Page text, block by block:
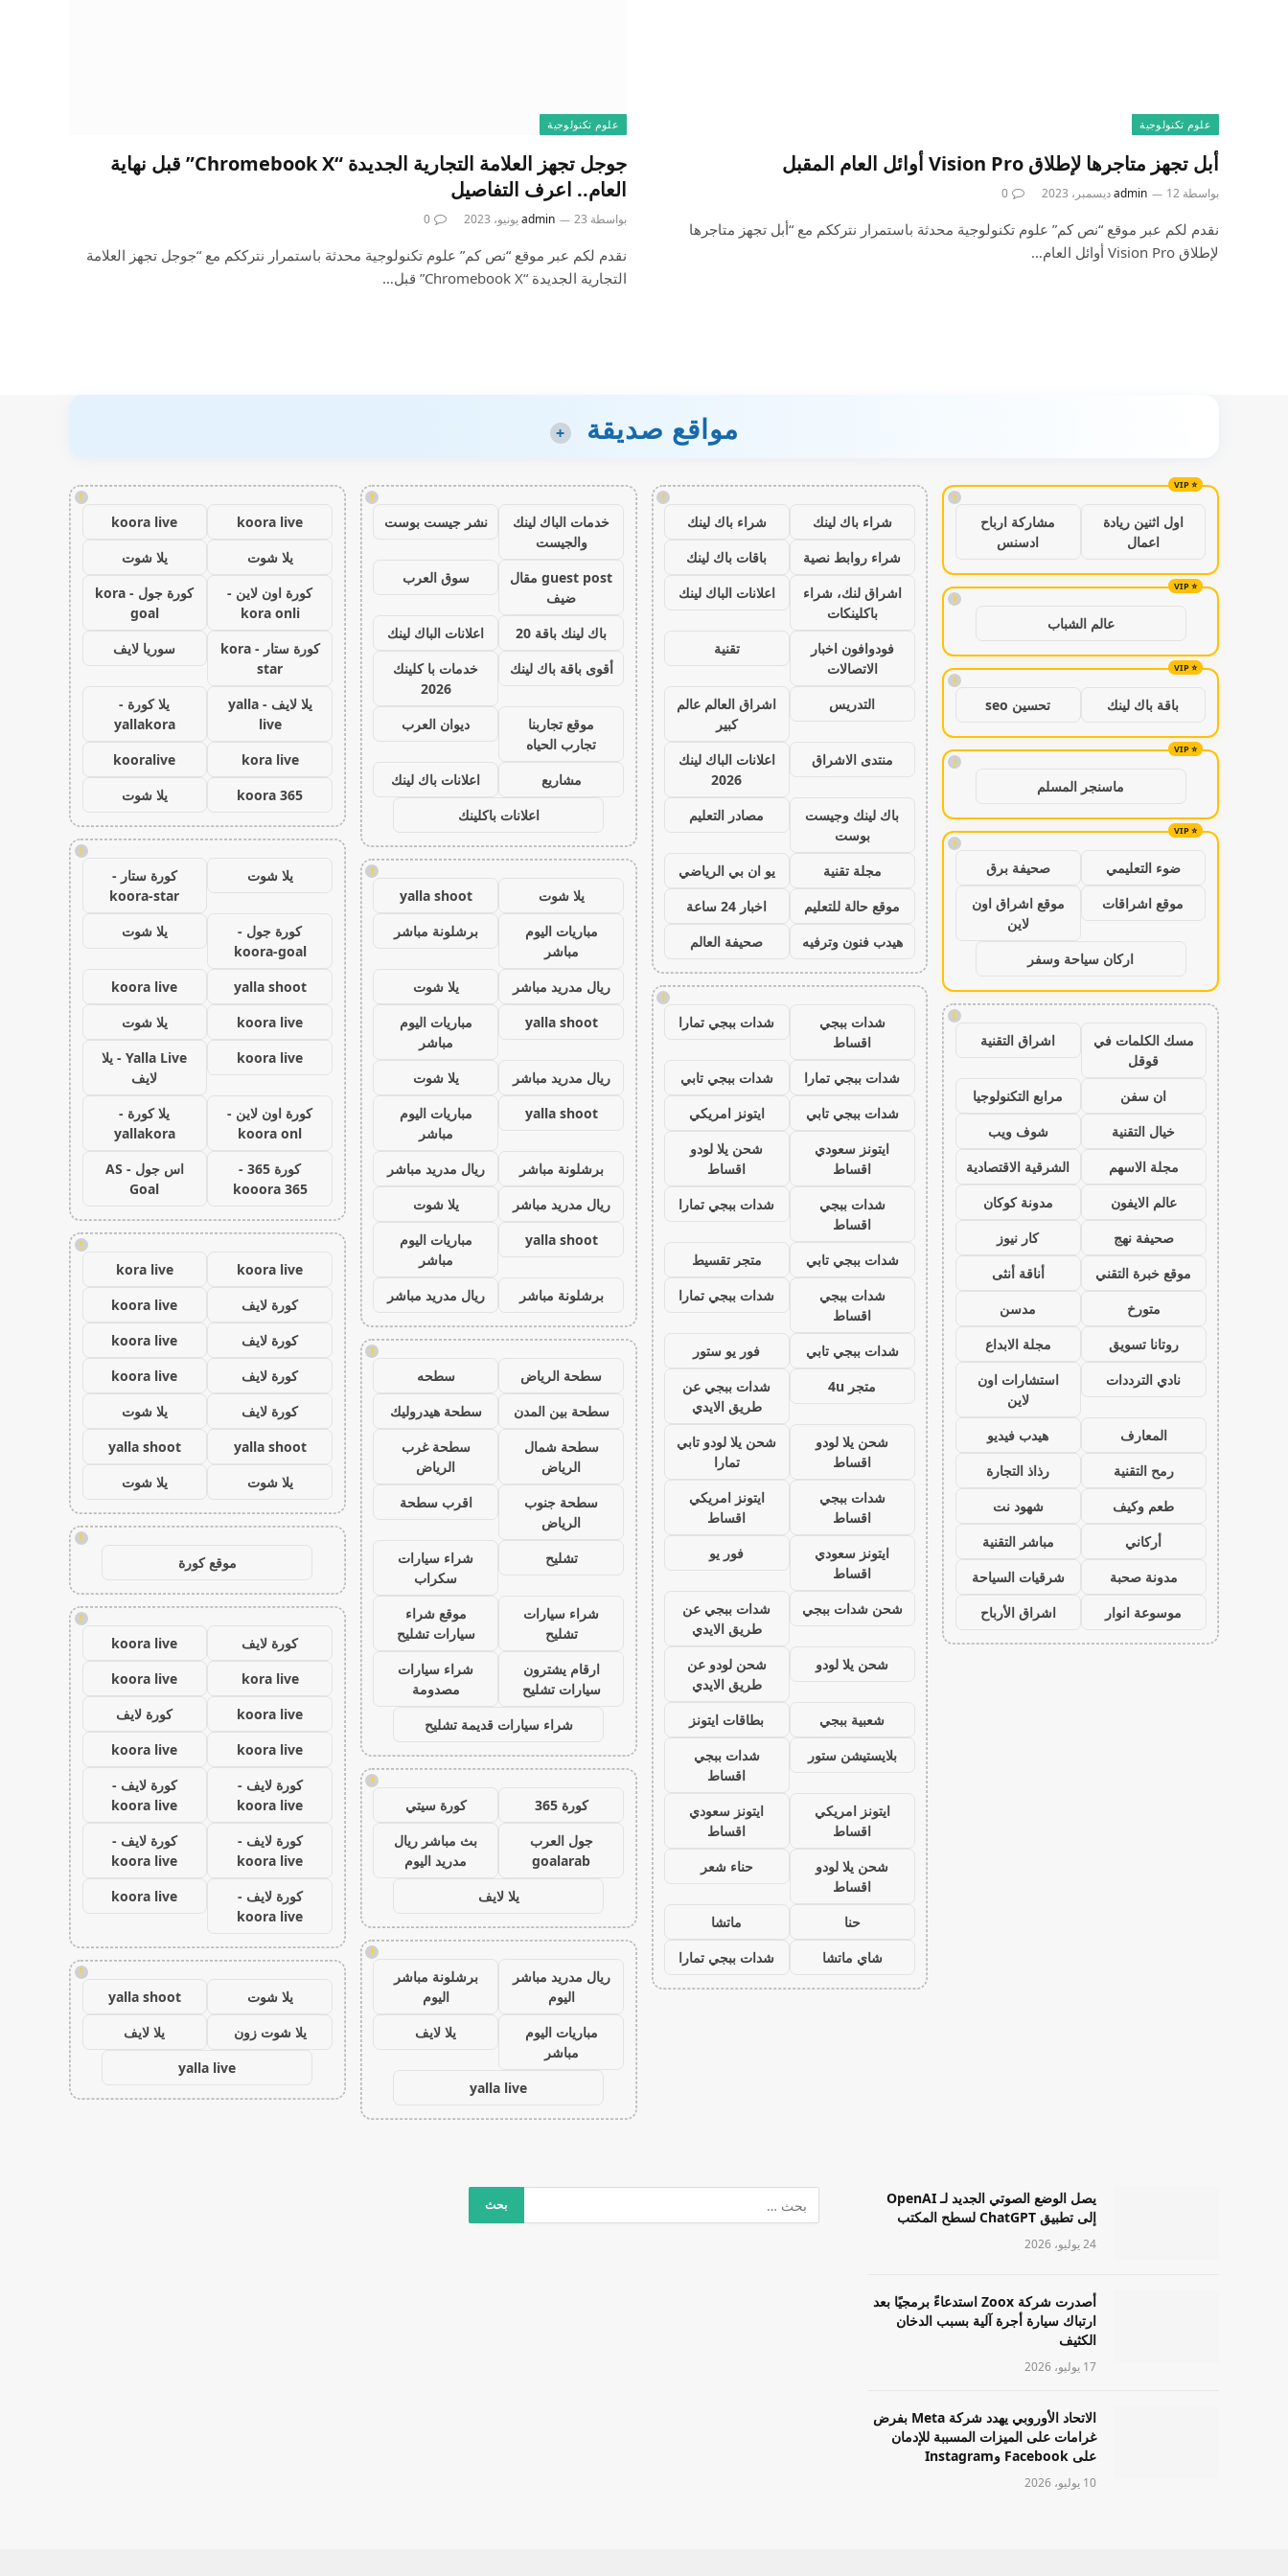
علوم تكنولوجية
أبل تجهز متاجرها لإطلاق Vision Pro أوائل العام المقبل
بواسطة admin 12 ديسمبر، 2023 0
نقدم لكم عبر موقع “نص كم” علوم تكنولوجية محدثة باستمرار نترككم مع “أبل تجهز متاجرها
لإطلاق Vision Pro أوائل العام…
علوم تكنولوجية
جوجل تجهز العلامة التجارية الجديدة “Chromebook X” قبل نهاية
العام.. اعرف التفاصيل
بواسطة admin 23 يونيو، 2023 0
نقدم لكم عبر موقع “نص كم” علوم تكنولوجية محدثة باستمرار نترككم مع “جوجل تجهز العلامة
التجارية الجديدة “Chromebook X” قبل…
مواقع صديقة +
!
اول اثنين ريادة
اعمال
مشاركة ارباح
ادسنس
!
عالم الشباب
!
باقة باك لينك تحسين seo
!
ماسنجر المسلم
!
ضوء التعليمي
صحيفة برق
موقع اشراقات
موقع اشراق اون
لاين
اركان سياحة وسفر
!
مسك الكلمات في
قوقل
اشراق التقنية
ان سفن
مرابع التكنولوجيا
خيال التقنية
شوف ويب
مجلة الاسهم
الشرقية الاقتصادية
عالم الايفون
مدونة كوكان
صحيفة نهج
كار نيوز
موقع خبرة التقني
أناقة أنثى
متورخ
مدسن
روتانا تسويق
مجلة الابداع
نادي الترددات
استشارات اون
لاين
المعارف
هيدب فيديو
رمح التقنية
رذاذ التجارة
طعم وكيف
شهود نت
أركاني
مباشر التقنية
مدونة صحبة
شرقيات السياحة
موسوعة انوار
اشراق الأرباح
!
شراء باك لينك
شراء باك لينك
شراء روابط نصية
باقات باك لينك
اشراق لنك، شراء
باكلينكات
اعلانات الباك لينك
فودوافون اخبار
الاتصالات
تقنية
التدريس
اشراق العالم عالم
كبير
منتدى الاشراق
اعلانات الباك لينك
2026
باك لينك وجيست
بوست
مصادر التعليم
مجلة تقنية
يو ان بي الرياضي
موقع حالة للتعليم
اخبار 24 ساعة
هيدب فنون وترفيه
صحيفة العالم
!
شدات ببجي
اقساط
شدات ببجي تمارا
شدات ببجي تمارا
شدات ببجي تابي
شدات ببجي تابي
ايتونز امريكي
ايتونز سعودي
اقساط
شحن يلا لودو
اقساط
شدات ببجي
اقساط
شدات ببجي تمارا
شدات ببجي تابي
متجر تقسيط
شدات ببجي
اقساط
شدات ببجي تمارا
شدات ببجي تابي
فور يو ستور
متجر 4u
شدات ببجي عن
طريق الايدي
شحن يلا لودو
اقساط
شحن يلا لودو تابي
تمارا
شدات ببجي
اقساط
ايتونز امريكي
اقساط
ايتونز سعودي
اقساط
فور يو
شحن شدات ببجي
شدات ببجي عن
طريق الايدي
شحن يلا لودو
شحن لودو عن
طريق الايدي
شعبية ببجي
بطاقات ايتونز
بلايستيشن ستور
شدات ببجي
اقساط
ايتونز امريكي
اقساط
ايتونز سعودي
اقساط
شحن يلا لودو
اقساط
حناء شعر
حنا
ماتشا
شاي ماتشا
شدات ببجي تمارا
!
خدمات الباك لينك
والجيست
نشر جيست بوست
guest post مقال
ضيف
سوق العرب
باك لينك باقة 20
اعلانات الباك لينك
أقوى باقة باك لينك
خدمات با كلينك
2026
موقع تجاربنا
تجارب الحياه
ديوان العرب
مشاريع
اعلانات باك لينك
اعلانات باكلينك
!
يلا شوت
yalla shoot
مباريات اليوم
مباشر
برشلونة مباشر
ريال مدريد مباشر
يلا شوت
yalla shoot
مباريات اليوم
مباشر
ريال مدريد مباشر
يلا شوت
yalla shoot
مباريات اليوم
مباشر
برشلونة مباشر
ريال مدريد مباشر
ريال مدريد مباشر
يلا شوت
yalla shoot
مباريات اليوم
مباشر
برشلونة مباشر
ريال مدريد مباشر
!
سطحة الرياض
سطحه
سطحة بين المدن
سطحة هيدروليك
سطحة شمال
الرياض
سطحة غرب
الرياض
سطحة جنوب
الرياض
اقرب سطحة
تشليح
شراء سيارات
سكراب
شراء سيارات
تشليح
موقع شراء
سيارات تشليح
ارقام يشترون
سيارات تشليح
شراء سيارات
مصدومة
شراء سيارات قديمة تشليح
!
كورة 365
كورة سيتي
جول العرب
goalarab
بث مباشر ريال
مدريد اليوم
يلا لايف
!
ريال مدريد مباشر
اليوم
برشلونة مباشر
اليوم
مباريات اليوم
مباشر
يلا لايف
yalla live
!
koora live
koora live
يلا شوت
يلا شوت
كورة اون لاين -
kora onli
كورة جول - kora
goal
كورة ستار - kora
star
سوريا لايف
يلا لايف - yalla
live
يلا كورة -
yallakora
kora live
kooralive
koora 365
يلا شوت
!
يلا شوت
كورة ستار -
koora-star
كورة جول -
koora-goal
يلا شوت
yalla shoot
koora live
koora live
يلا شوت
koora live
Yalla Live - يلا
لايف
كورة اون لاين -
koora onl
يلا كورة -
yallakora
كورة 365 -
kooora 365
اس جول - AS
Goal
!
koora live
kora live
كورة لايف
koora live
كورة لايف
koora live
كورة لايف
koora live
كورة لايف
يلا شوت
yalla shoot
yalla shoot
يلا شوت
يلا شوت
!
موقع كورة
!
كورة لايف
koora live
kora live
koora live
koora live
كورة لايف
koora live
koora live
كورة لايف -
koora live
كورة لايف -
koora live
كورة لايف -
koora live
كورة لايف -
koora live
كورة لايف -
koora live
koora live
!
يلا شوت
yalla shoot
يلا شوت زون
يلا لايف
yalla live
يصل الوضع الصوتي الجديد لـ OpenAI
إلى تطبيق ChatGPT لسطح المكتب
24 يوليو، 2026
أصدرت شركة Zoox استدعاءً برمجيًا بعد
ارتباك سيارة أجرة آلية بسبب الدخان
الكثيف
17 يوليو، 2026
الاتحاد الأوروبي يهدد شركة Meta بفرض
غرامات على الميزات المسببة للإدمان
على Facebook وInstagram
10 يوليو، 2026